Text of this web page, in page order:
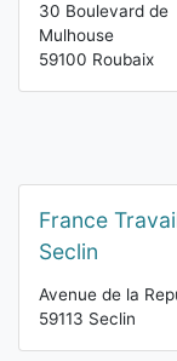
30 Boulevard de
Mulhouse
59100 Roubaix
France
Seclin
Avenue de la
59113 Seclin